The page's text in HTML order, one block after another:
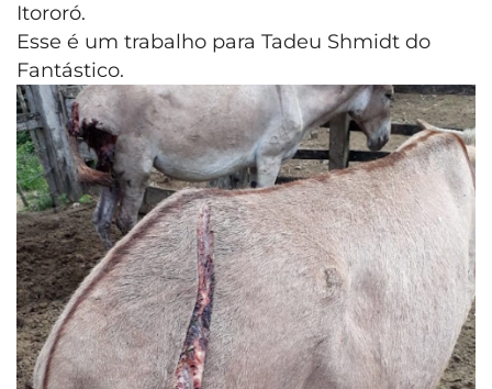
Itororó.
Esse é um trabalho para Tadeu Shmidt do
Fantástico.